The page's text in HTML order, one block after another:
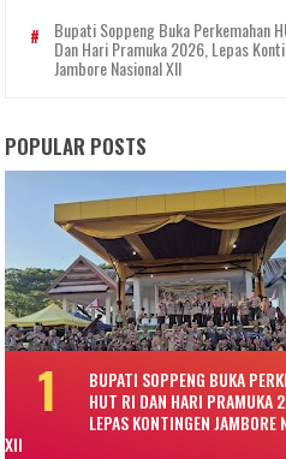
Bupati Soppeng Buka Perkemahan
Dan Hari Pramuka 2026, Lepas
Jambore Nasional XII
POPULAR POSTS
BUPATI SOPPENG BUKA
HUT RI DAN HARI PRAMUKA
LEPAS KONTINGEN JAMBORE
XII